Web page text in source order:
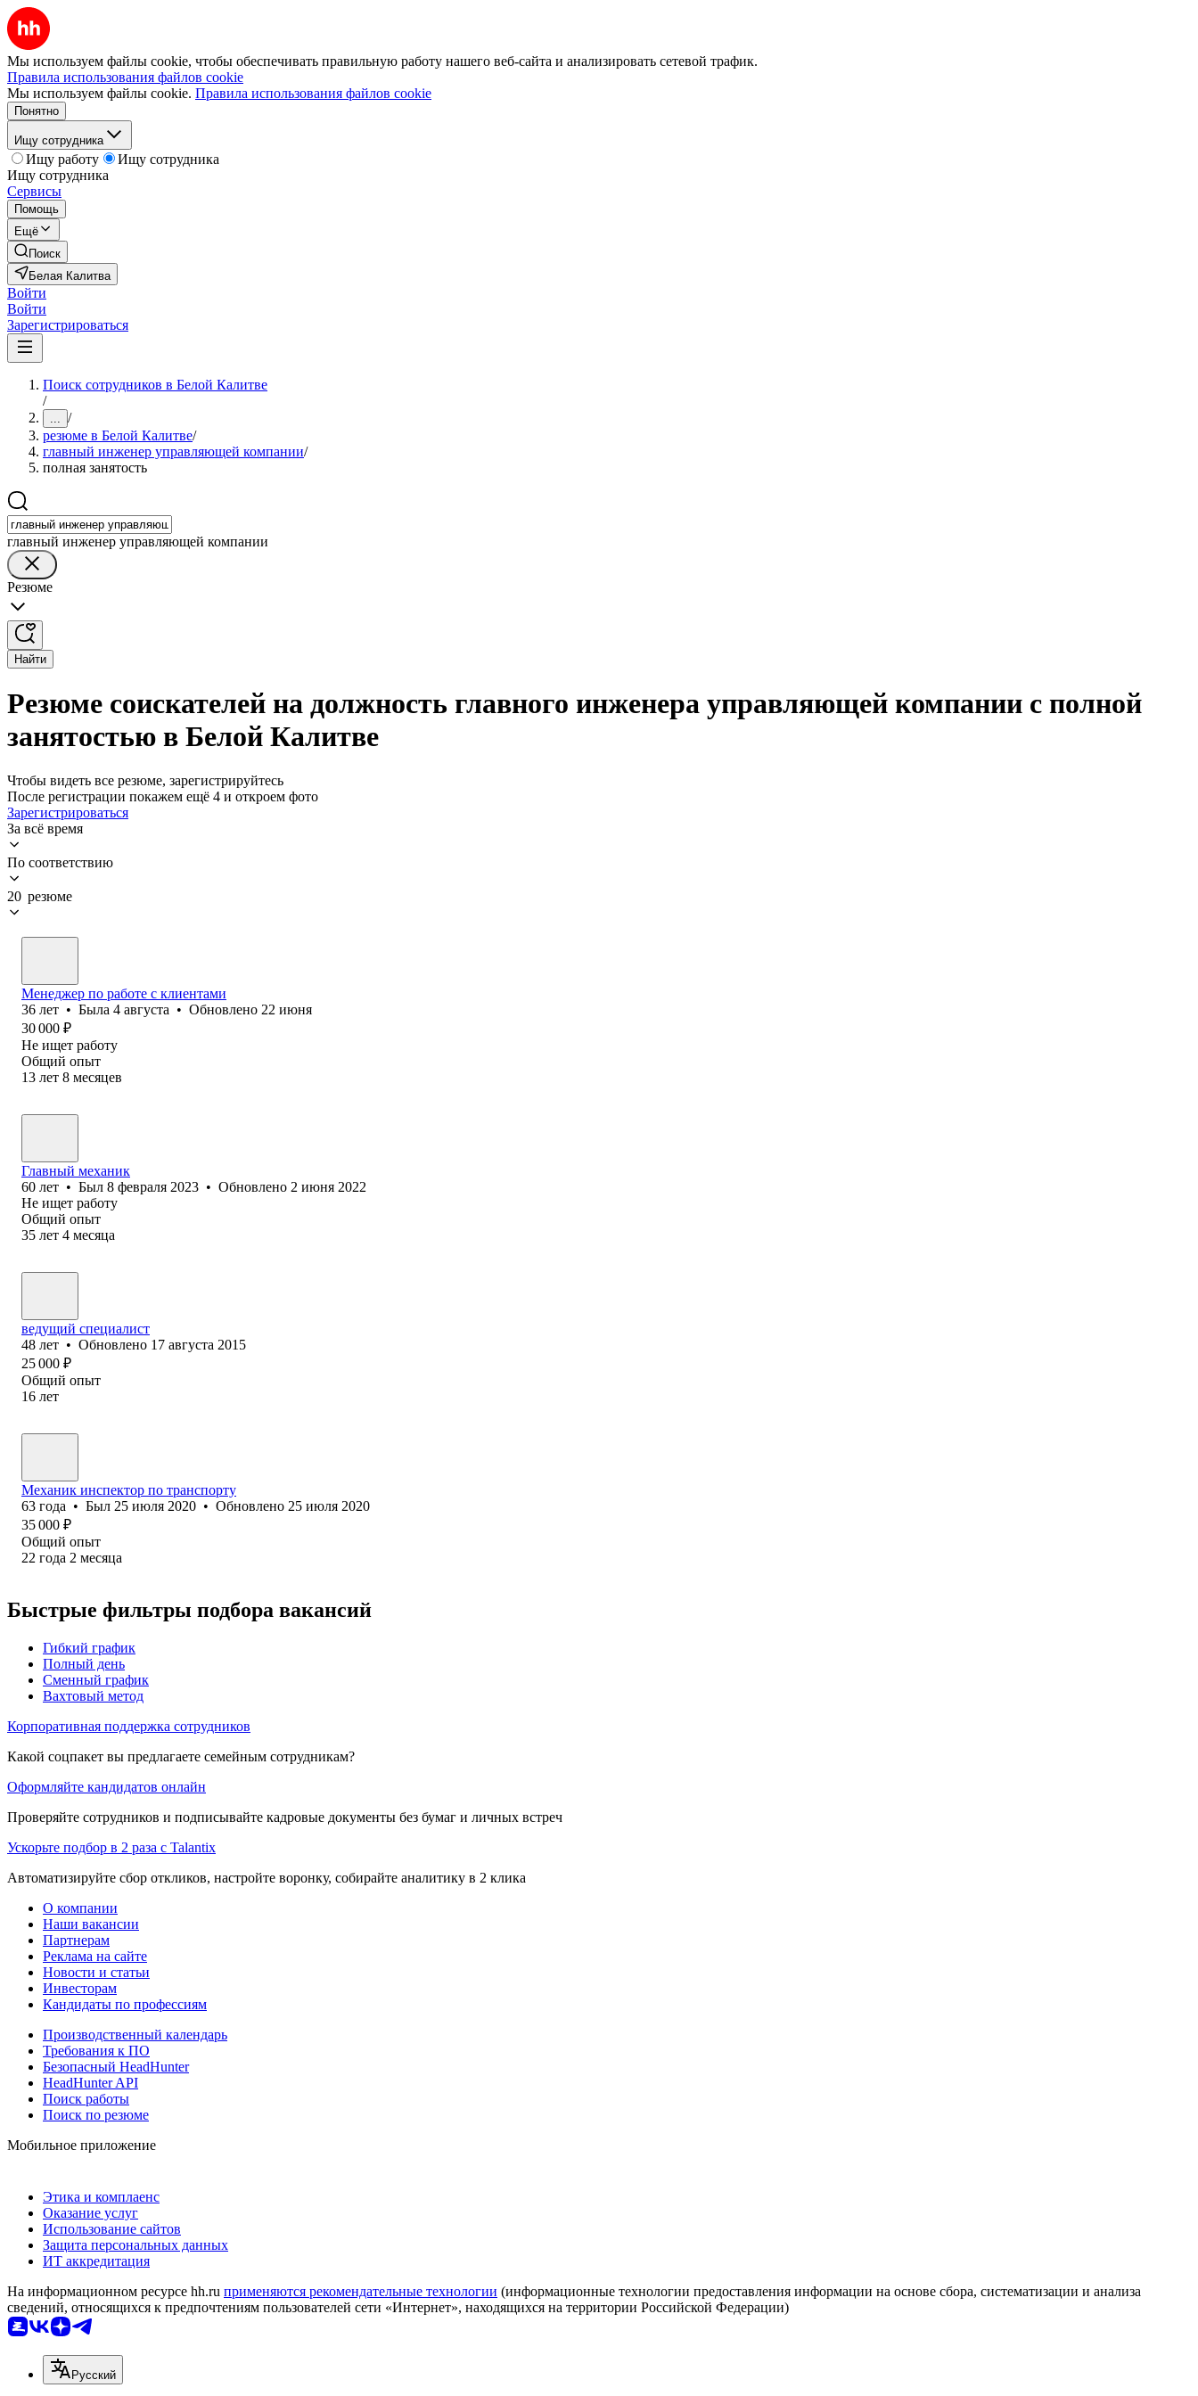
Мы используем файлы cookie, чтобы обеспечивать правильную работу нашего веб-сайта и анализировать сетевой трафик.
Правила использования файлов cookie
Мы используем файлы cookie. Правила использования файлов cookie
Понятно
Ищу сотрудника
Ищу работу
Ищу сотрудника
Ищу сотрудника
Сервисы
Помощь
Ещё
Поиск
Белая Калитва
Войти
Войти
Зарегистрироваться
Поиск сотрудников в Белой Калитве
/
... /
резюме в Белой Калитве/
главный инженер управляющей компании/
полная занятость
главный инженер управляющей компании
Резюме
Найти
Резюме соискателей на должность главного инженера управляющей компании с полной
занятостью в Белой Калитве
Чтобы видеть все резюме, зарегистрируйтесь
После регистрации покажем ещё 4 и откроем фото
Зарегистрироваться
За всё время
По соответствию
20 резюме
Менеджер по работе с клиентами
36 лет • Была 4 августа • Обновлено 22 июня
30 000 ₽
Не ищет работу
Общий опыт
13 лет 8 месяцев
Главный механик
60 лет • Был 8 февраля 2023 • Обновлено 2 июня 2022
Не ищет работу
Общий опыт
35 лет 4 месяца
ведущий специалист
48 лет • Обновлено 17 августа 2015
25 000 ₽
Общий опыт
16 лет
Механик инспектор по транспорту
63 года • Был 25 июля 2020 • Обновлено 25 июля 2020
35 000 ₽
Общий опыт
22 года 2 месяца
Быстрые фильтры подбора вакансий
Гибкий график
Полный день
Сменный график
Вахтовый метод
Корпоративная поддержка сотрудников
Какой соцпакет вы предлагаете семейным сотрудникам?
Оформляйте кандидатов онлайн
Проверяйте сотрудников и подписывайте кадровые документы без бумаг и личных встреч
Ускорьте подбор в 2 раза с Talantix
Автоматизируйте сбор откликов, настройте воронку, собирайте аналитику в 2 клика
О компании
Наши вакансии
Партнерам
Реклама на сайте
Новости и статьи
Инвесторам
Кандидаты по профессиям
Производственный календарь
Требования к ПО
Безопасный HeadHunter
HeadHunter API
Поиск работы
Поиск по резюме
Мобильное приложение
Этика и комплаенс
Оказание услуг
Использование сайтов
Защита персональных данных
ИТ аккредитация
На информационном ресурсе hh.ru применяются рекомендательные технологии (информационные технологии предоставления информации на основе сбора, систематизации и анализа
сведений, относящихся к предпочтениям пользователей сети «Интернет», находящихся на территории Российской Федерации)
Русский